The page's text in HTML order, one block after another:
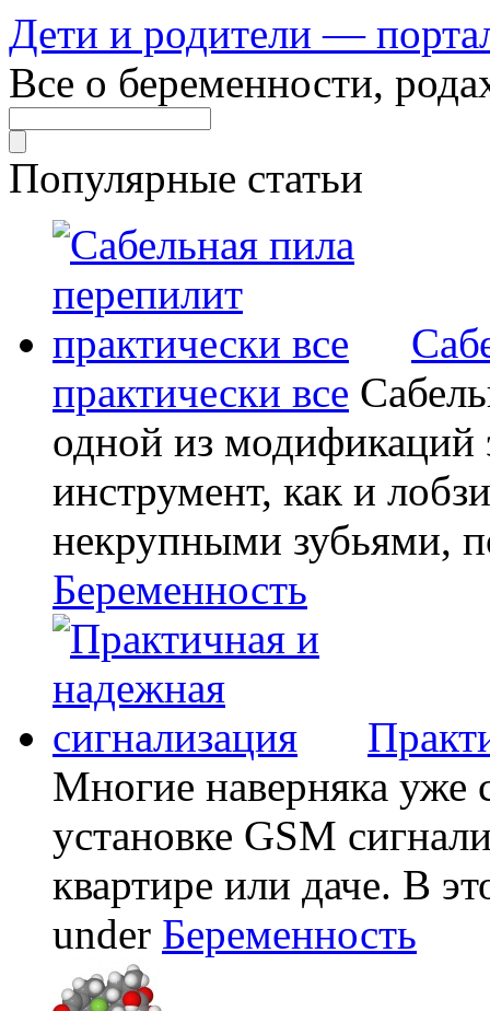
Дети и родители —
Все о беременности,
Популярные статьи
практически все
одной из модификаций
инструмент, как и
некрупными зубьями,
Беременность
Многие наверняка уже
установке GSM
квартире или даче. В
under Беременность